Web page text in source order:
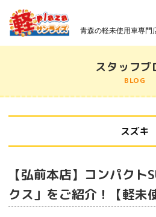
青森の軽未使用車専門
スタッフブ
BLOG
スズキ
【弘前本店】コンパクト
クス」をご紹介！
【軽未